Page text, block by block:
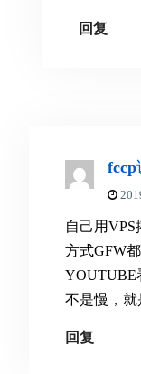
回复
fccp
自己用
方式GFW
YOUTUBE
不是慢，
回复